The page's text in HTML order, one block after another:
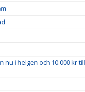
nu i helgen och 10.000 kr till